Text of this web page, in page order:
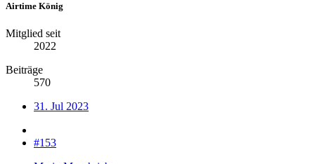
Airtime König
Mitglied seit
2022
Beiträge
570
31. Jul 2023
#153